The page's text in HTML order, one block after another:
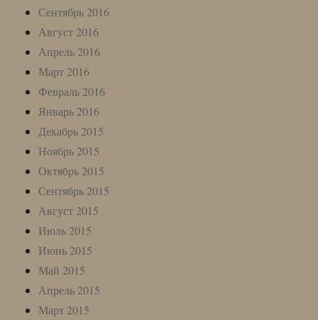
Сентябрь 2016
Август 2016
Апрель 2016
Март 2016
Февраль 2016
Январь 2016
Декабрь 2015
Ноябрь 2015
Октябрь 2015
Сентябрь 2015
Август 2015
Июль 2015
Июнь 2015
Май 2015
Апрель 2015
Март 2015